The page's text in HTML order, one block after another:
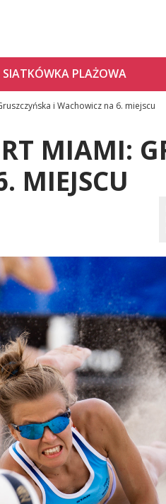
SIATKÓWKA PLAŻOWA
i Wachowicz na 6. miejscu
MIAMI:
MIEJSCU